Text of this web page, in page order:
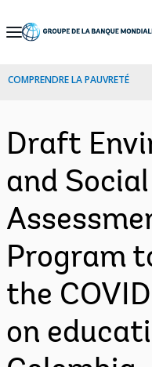
Skip
Navigation
COMPRENDRE LA PAUVRETÉ
Draft
and
Program
the
on